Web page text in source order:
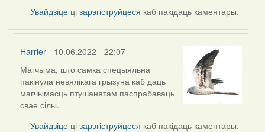
Увайдзіце цізарэгіструйцеся каб пакідаць каментары.
Harrier - 10.06.2022 - 22:07
In
reply
to
by
Lighty
Магчыма, што самка спецыяльна
пакінула невялікага грызуна каб даць
магчымасць птушанятам паспрабаваць
свае сілы.
Увайдзіце цізарэгіструйцеся каб пакідаць каментары.